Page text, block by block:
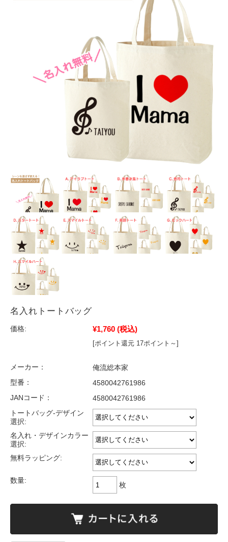
名入れトートバッグ
価格: ¥1,760 (税込)
[ポイント還元 17ポイント～]
メーカー：
俺流総本家
型番：
4580042761986
JANコード：
4580042761986
トートバッグ-デザイン
選択:
名入れ・デザインカラー
選択:
無料ラッピング:
数量:
枚